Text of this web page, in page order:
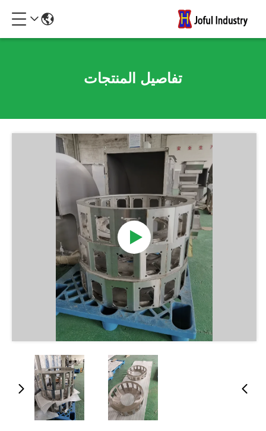
تفاصيل المنتجات